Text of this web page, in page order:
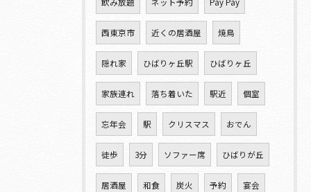
西東京市 近くの居酒屋 焼鳥
隠れ家 ひばりヶ丘駅 ひばりヶ丘
家族連れ 落ち着いた 駅近 個室
忘年会 駅 クリスマス おでん
徒歩 3分 ソファー席 ひばりが丘
居酒屋 和食 炭火 予約 宴会